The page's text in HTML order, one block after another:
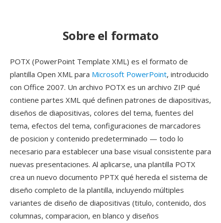
Sobre el formato
POTX (PowerPoint Template XML) es el formato de
plantilla Open XML para Microsoft PowerPoint, introducido
con Office 2007. Un archivo POTX es un archivo ZIP qué
contiene partes XML qué definen patrones de diapositivas,
diseños de diapositivas, colores del tema, fuentes del
tema, efectos del tema, configuraciones de marcadores
de posicion y contenido predeterminado — todo lo
necesario para establecer una base visual consistente para
nuevas presentaciones. Al aplicarse, una plantilla POTX
crea un nuevo documento PPTX qué hereda el sistema de
diseño completo de la plantilla, incluyendo múltiples
variantes de diseño de diapositivas (titulo, contenido, dos
columnas, comparacion, en blanco y diseños